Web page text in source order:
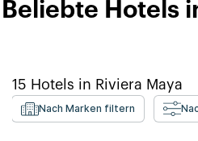
Beliebte Hotels
15 Hotels in Riviera Maya
Nach Marken filtern